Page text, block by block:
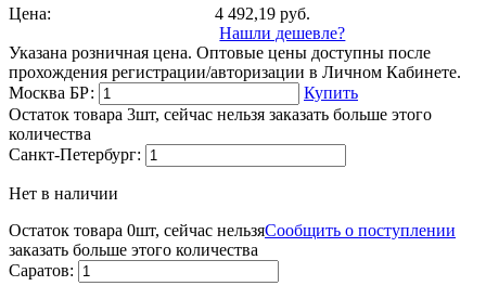
Цена: 4 492,19руб.
Нашли дешевле?
Указана розничная цена. Оптовые цены доступны после
прохождения регистрации/авторизации в Личном Кабинете.
Москва БР:
Купить
Остаток товара 3шт, сейчас нельзя заказать больше этого
количества
Санкт-Петербург:
Нет в наличии
Сообщить о поступлении
Остаток товара 0шт, сейчас нельзя
заказать больше этого количества
Саратов: